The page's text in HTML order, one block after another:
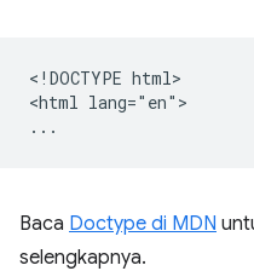
<!DOCTYPE html>
<html lang="en">
Baca Doctype di MDN
selengkapnya.